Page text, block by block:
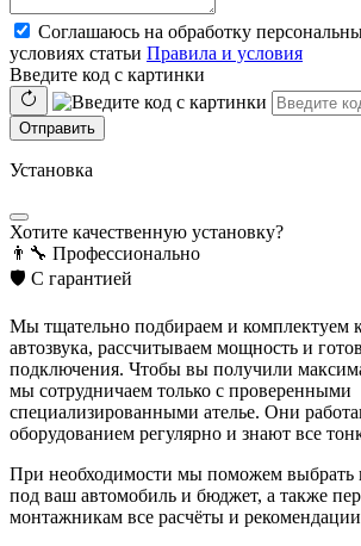
Соглашаюсь на обработку
условиях статьи Правила и условия
Введите код с картинки
Отправить
Установка
Хотите качественную установку?
👨‍🔧 Профессионально
🛡️ С гарантией
Мы тщательно подбираем и комплектуем
автозвука, рассчитываем мощность и
подключения. Чтобы вы получили
мы сотрудничаем только с проверенными
специализированными ателье. Они
оборудованием регулярно и знают все
При необходимости мы поможем выбрать
под ваш автомобиль и бюджет, а также
монтажникам все расчёты и